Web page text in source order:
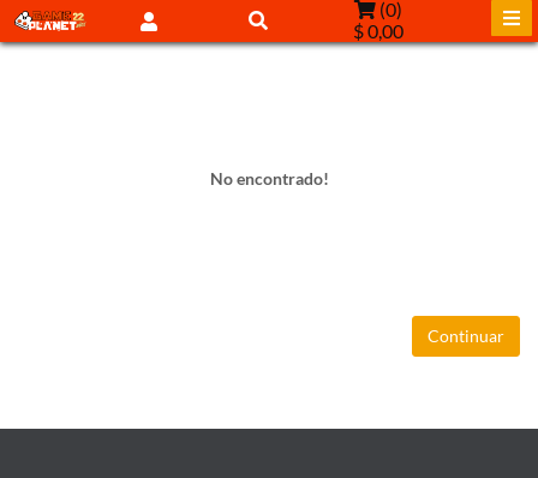
(0)
$ 0,00
No encontrado!
Continuar